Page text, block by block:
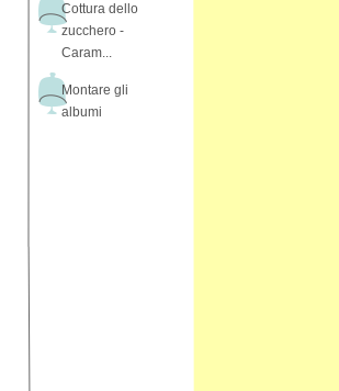
Cottura dello
zucchero -
Caram...
Montare gli
albumi